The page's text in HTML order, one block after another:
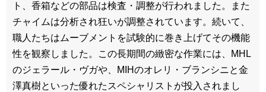
ト、香箱などの部品は検査・調整が行われました。また
チャイムは分析され狂いが調整されています。続いて、
職人たちはムーブメントを試験的に巻き上げてその機能
性を観察しました。この長期間の緻密な作業には、MHL
のジェラール・ヴガや、MIHのオレリ・ブランシニと金
澤真樹といった優れたスペシャリストが投入されまし